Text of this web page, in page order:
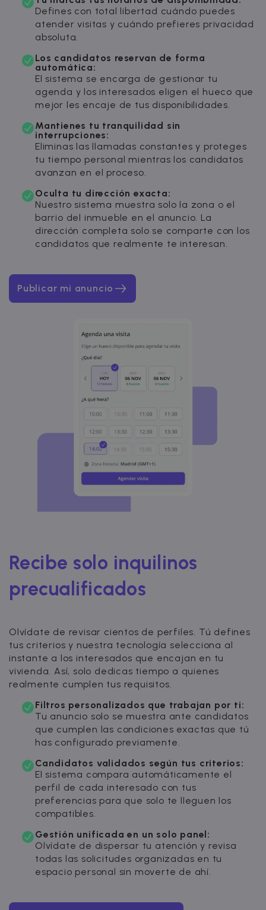
Defines con total libertad cuándo puedes
atender visitas y cuándo prefieres privacidad
absoluta.
Los candidatos reservan de forma
automática:
El sistema se encarga de gestionar tu
agenda y los interesados eligen el hueco que
mejor les encaje de tus disponibilidades.
Mantienes tu tranquilidad sin
interrupciones:
Eliminas las llamadas constantes y proteges
tu tiempo personal mientras los candidatos
avanzan en el proceso.
Oculta tu dirección exacta:
Nuestro sistema muestra solo la zona o el
barrio del inmueble en el anuncio. La
dirección completa solo se comparte con los
candidatos que realmente te interesan.
Publicar mi anuncio
Recibe solo inquilinos
precualificados
Olvídate de revisar cientos de perfiles. Tú defines
tus criterios y nuestra tecnología selecciona al
instante a los interesados que encajan en tu
vivienda. Así, solo dedicas tiempo a quienes
realmente cumplen tus requisitos.
Filtros personalizados que trabajan por ti:
Tu anuncio solo se muestra ante candidatos
que cumplen las condiciones exactas que tú
has configurado previamente.
Candidatos validados según tus criterios:
El sistema compara automáticamente el
perfil de cada interesado con tus
preferencias para que solo te lleguen los
compatibles.
Gestión unificada en un solo panel:
Olvídate de dispersar tu atención y revisa
todas las solicitudes organizadas en tu
espacio personal sin moverte de ahí.